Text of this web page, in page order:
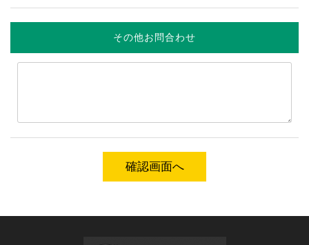
その他お問合わせ